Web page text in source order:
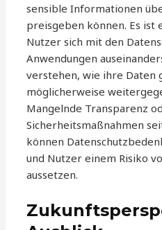
sensible Informationen
preisgeben können. Es ist
Nutzer sich mit den
Anwendungen
verstehen, wie ihre Daten
möglicherweise
Mangelnde Transparenz
Sicherheitsmaßnahmen
können
und Nutzer einem Risiko
aussetzen.